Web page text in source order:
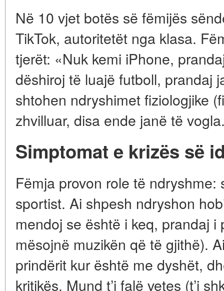
Në 10 vjet botës së fëmijës
TikTok, autoritetët nga klasa.
tjerët: «Nuk kemi iPhone,
dëshiroj të luajë futboll, prandaj
shtohen ndryshimet fiziologjike
zhvilluar, disa ende janë të
Simptomat e krizës së
Fëmja provon role të
sportist. Ai shpesh ndryshon
mendoj se është i keq, prandaj
mësojnë muzikën që të gjithë).
prindërit kur është me dyshët,
kritikës. Mund t’i falë vetes (t’i